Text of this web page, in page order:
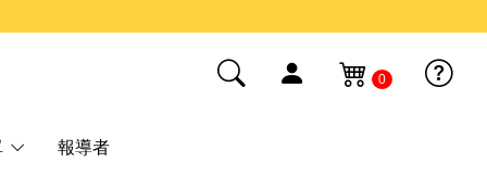
0
報導者